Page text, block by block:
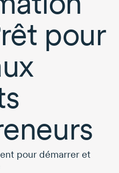
pour
pour démarrer et